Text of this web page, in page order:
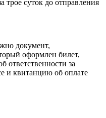
трое суток до отправления
документ,
оформлен билет,
ответственности за
и квитанцию об оплате